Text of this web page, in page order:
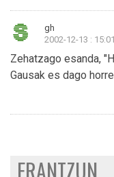
gh
2002-12-13 : 15:01
Zehatzago esanda,
Gausak es dago
ERANTZUN